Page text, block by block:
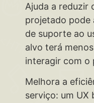
Ajuda a reduzir
projetado pode
de suporte ao
alvo terá
interagir com o
Melhora a
serviço: um UX